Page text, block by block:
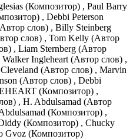
(Композитор) , Paul Barry
, Debbi Peterson
слов) , Billy Steinberg
слов) , Tom Kelly (Автор
, Liam Sternberg (Автор
Ingleheart (Автор слов) ,
(Автор слов) , Marvin
(Автор слов) , Debbi
(Композитор) ,
, H. Abdulsamad (Автор
(Композитор) ,
(Композитор) , Chucky
Gvoz (Композитор)